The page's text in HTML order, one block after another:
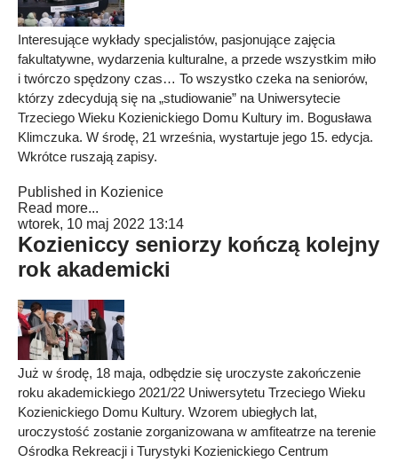
Interesujące wykłady specjalistów, pasjonujące zajęcia
fakultatywne, wydarzenia kulturalne, a przede wszystkim miło
i twórczo spędzony czas… To wszystko czeka na seniorów,
którzy zdecydują się na „studiowanie” na Uniwersytecie
Trzeciego Wieku Kozienickiego Domu Kultury im. Bogusława
Klimczuka. W środę, 21 września, wystartuje jego 15. edycja.
Wkrótce ruszają zapisy.
Published in Kozienice
Read more...
wtorek, 10 maj 2022 13:14
Kozieniccy seniorzy kończą kolejny
rok akademicki
Już w środę, 18 maja, odbędzie się uroczyste zakończenie
roku akademickiego 2021/22 Uniwersytetu Trzeciego Wieku
Kozienickiego Domu Kultury. Wzorem ubiegłych lat,
uroczystość zostanie zorganizowana w amfiteatrze na terenie
Ośrodka Rekreacji i Turystyki Kozienickiego Centrum